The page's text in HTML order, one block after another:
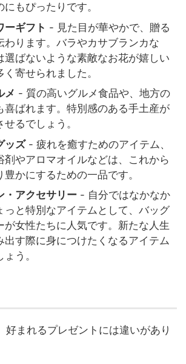
もぴったりです。
ーギフト - 見た目が華やかで、贈る
わります。バラやカサブランカな
選ばないような素敵なお花が嬉しい
く寄せられました。
メ - 質の高いグルメ食品や、地方の
喜ばれます。特別感のある手土産が
るでしょう。
ッズ- 疲れを癒すためのアイテム、
剤やアロマオイルなどは、これから
かにするための一品です。
・アクセサリー - 自分ではなかなか
っと特別なアイテムとして、バッグ
が女性たちに人気です。新たな人生
出す際に身につけたくなるアイテム
う。
好まれるプレゼントには違いがあり